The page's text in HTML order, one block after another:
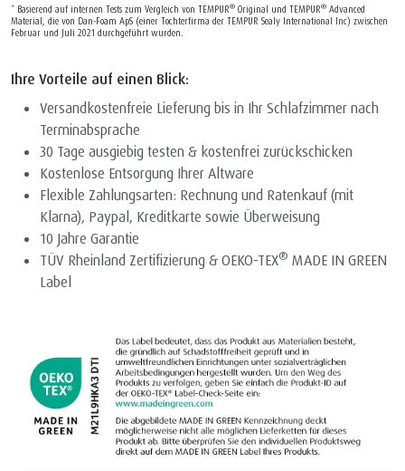
* Basierend auf internen Tests zum Vergleich von TEMPUR® Original und TEMPUR® Advanced
Material, die von Dan-Foam ApS (einer Tochterfirma der TEMPUR Sealy International Inc) zwischen
Februar und Juli 2021 durchgeführt wurden.
Ihre Vorteile auf einen Blick:
Versandkostenfreie Lieferung bis in Ihr Schlafzimmer nach
Terminabsprache
30 Tage ausgiebig testen & kostenfrei zurückschicken
Kostenlose Entsorgung Ihrer Altware
Flexible Zahlungsarten: Rechnung und Ratenkauf (mit
Klarna), Paypal, Kreditkarte sowie Überweisung
10 Jahre Garantie
TÜV Rheinland Zertifizierung & OEKO-TEX® MADE IN GREEN
Label